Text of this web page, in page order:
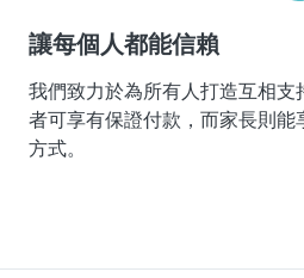
讓每個人都能信賴
我們致力於為所有人打造互相
者可享有保證付款，而家長則能
方式。